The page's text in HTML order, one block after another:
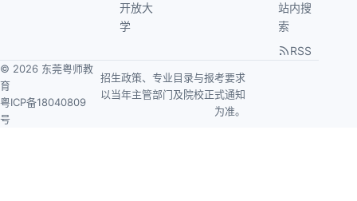
开放大
学
站内搜
索
RSS
© 2026 东莞粤师教
育
粤ICP备18040809
号
招生政策、专业目录与报考要求
以当年主管部门及院校正式通知
为准。